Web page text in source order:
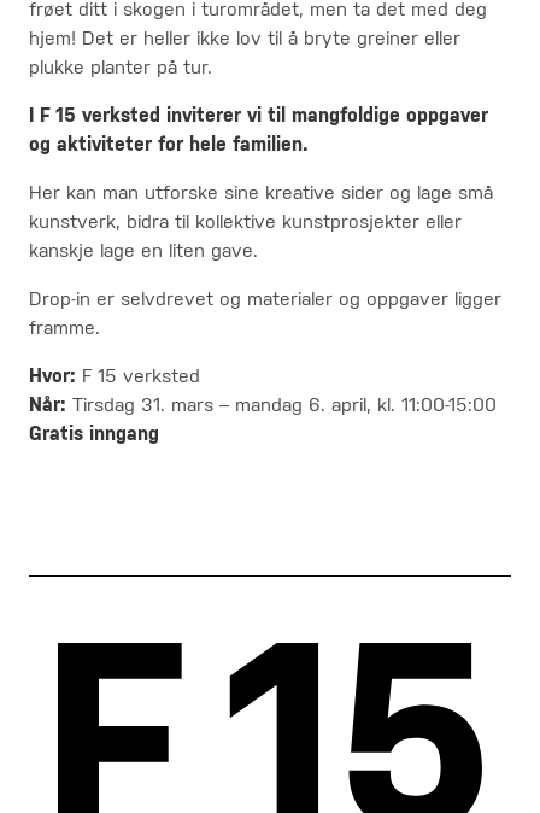
frøet ditt i skogen i turområdet, men ta det med deg
hjem! Det er heller ikke lov til å bryte greiner eller
plukke planter på tur.
I F 15 verksted inviterer vi til mangfoldige oppgaver
og aktiviteter for hele familien.
Her kan man utforske sine kreative sider og lage små
kunstverk, bidra til kollektive kunstprosjekter eller
kanskje lage en liten gave.
Drop-in er selvdrevet og materialer og oppgaver ligger
framme.
Hvor: F 15 verksted
Når: Tirsdag 31. mars – mandag 6. april, kl. 11:00-15:00
Gratis inngang